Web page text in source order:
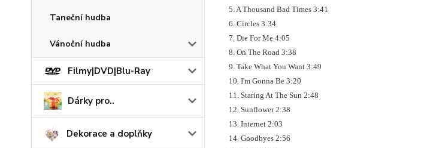
Taneční hudba
Vánoční hudba
Filmy|DVD|Blu-Ray
Dárky pro..
Dekorace a doplňky
5. A Thousand Bad Times 3:41
6. Circles 3:34
7. Die For Me 4:05
8. On The Road 3:38
9. Take What You Want 3:49
10. I'm Gonna Be 3:20
11. Staring At The Sun 2:48
12. Sunflower 2:38
13. Internet 2:03
14. Goodbyes 2:56